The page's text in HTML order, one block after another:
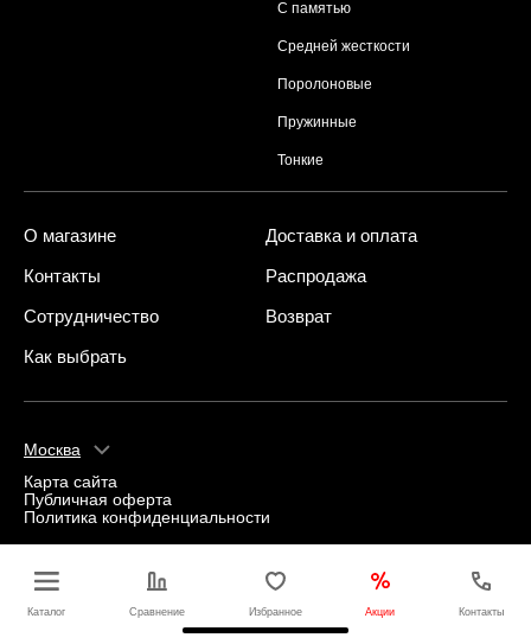
С памятью
Средней жесткости
Поролоновые
Пружинные
Тонкие
О магазине
Доставка и оплата
Контакты
Распродажа
Сотрудничество
Возврат
Как выбрать
Москва
Карта сайта
Публичная оферта
Политика конфиденциальности
Каталог Сравнение Избранное Акции Контакты